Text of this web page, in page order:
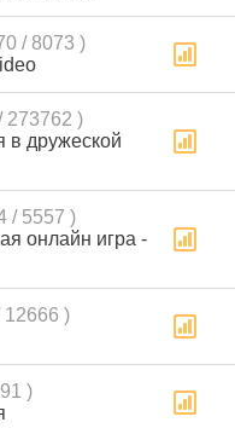
/ 8073 )
273762 )
в дружеской
/ 5557 )
онлайн игра -
12666 )
)